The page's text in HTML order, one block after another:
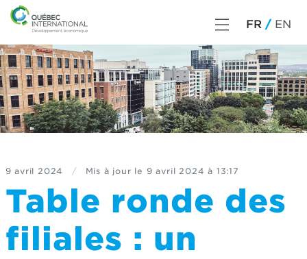
FR EN
9 avril 2024 / Mis à jour le 9 avril 2024 à 13:17
Table ronde des
filiales : un